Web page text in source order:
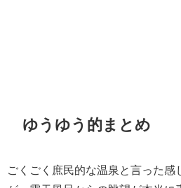
ゆうゆう的まとめ
ごくごく庶民的な温泉と言った感